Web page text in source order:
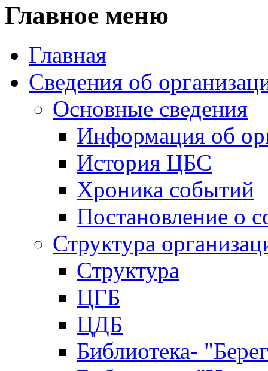
Главное меню
Главная
Сведения об
Основные сведения
Информация об
История ЦБС
Хроника событий
Постановление о
Структура
Структура
ЦГБ
ЦДБ
Библиотека-